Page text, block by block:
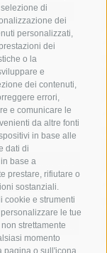
di
dei
personalizzati,
dei
o la
e
dei contenuti,
errori,
e comunicare le
da altre fonti
in base alle
dati di
base a
prestare, rifiutare o
sostanziali.
cookie e strumenti
le tue
strettamente
momento
pagina o sull'icona
carabinieri
incidente
lubrense
municipale
treni
vincenzo de luca